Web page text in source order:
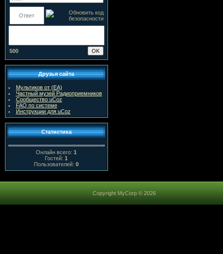
500
Друзья сайта
Мультиков от (ЕА)
Частный музей Радиоприемников
Сообщество uCoz
FAQ по системе
Инструкции для uCoz
Статистика
Онлайн всего:1
Гостей:1
Пользователей:0
Copyright MyCorp © 2026